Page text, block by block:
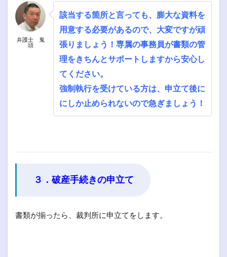
弁護士 鬼
頭
該当する箇所と言っても、膨大な資料を
用意する必要があるので、大変ですが頑
張りましょう！専属の事務員が書類の管
理をきちんとサポートしますから安心し
てください。
強制執行を受けている方は、申立て後に
にしか止められないので急ぎましょう！
３．破産手続きの申立て
書類が揃ったら、裁判所に申立てをします。